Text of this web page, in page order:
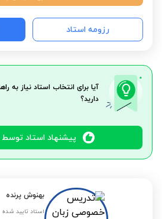
رزومه استاد
آیا برای انتخاب استاد نیاز به
دارید؟
پیشنهاد استاد توسط
بهنوش پرنده
استاد تایید شده